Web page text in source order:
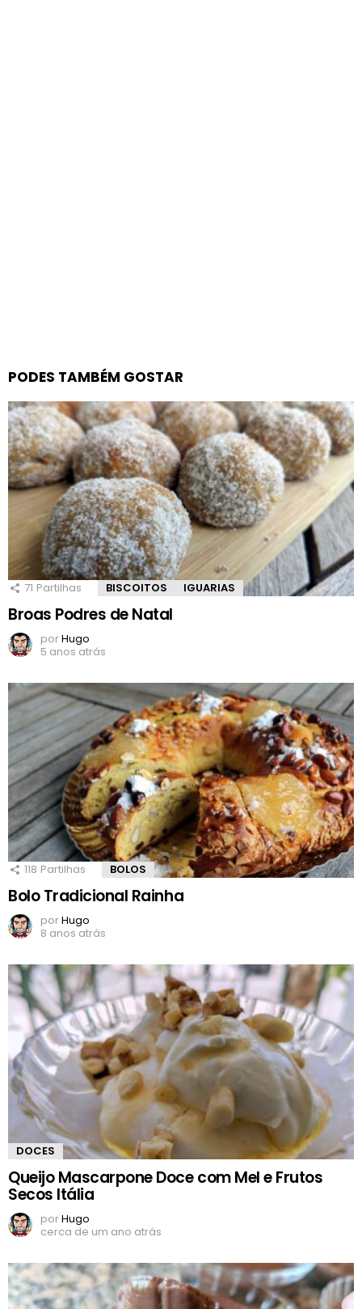
PODES TAMBÉM GOSTAR
71 Partilhas BISCOITOS IGUARIAS
Broas Podres de Natal
porHugo
5 anos atrás
118 Partilhas BOLOS
Bolo Tradicional Rainha
porHugo
8 anos atrás
DOCES
Queijo Mascarpone Doce com Mel e Frutos
Secos Itália
porHugo
cerca de um ano atrás